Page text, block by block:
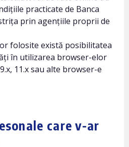
practicate de Banca
prin agențiile proprii de
folosite există posibilitatea
în utilizarea browser-elor
11.x sau alte browser-e
care v-ar